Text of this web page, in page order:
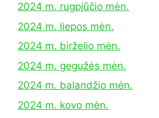
2024 m. rugpjūčio mėn.
2024 m. liepos mėn.
2024 m. birželio mėn.
2024 m. gegužės mėn.
2024 m. balandžio mėn.
2024 m. kovo mėn.